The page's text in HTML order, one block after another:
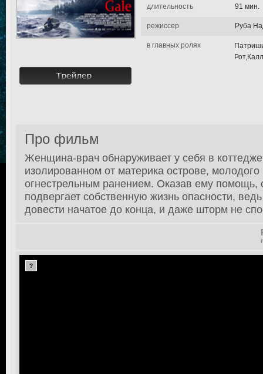
длительность 91 мин.
режиссер Руба
в главных ролях
Про фильм
Женщина-врач обнаруживает у себя в
изолированном от материка острове,
огнестрельным ранением. Оказав ему
подвергает собственную жизнь опасности,
довести начатое до конца, и даже шторм не
?